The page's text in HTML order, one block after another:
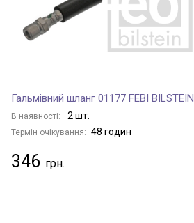
Гальмівний шланг 01177 FEBI BILSTEIN
В наявності: 2 шт.
Термін очікування: 48 годин
346